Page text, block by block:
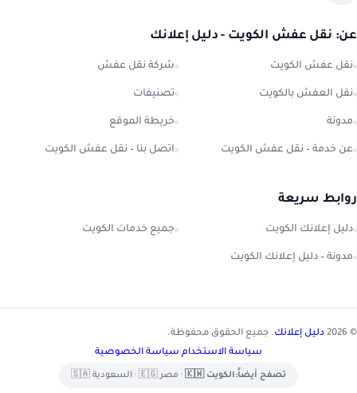
عن: نقل عفش الكويت - دليل إعلانك
نقل عفش الكويت شركة نقل عفش
نقل العفش بالكويت تصنيفات
مدونة خريطة الموقع
عن خدمة – نقل عفش الكويت اتصل بنا – نقل عفش الكويت
روابط سريعة
دليل إعلانك الكويت جميع خدمات الكويت
مدونة – دليل إعلانك الكويت
© 2026 دليل إعلانك. جميع الحقوق محفوظة.
سياسة الاستخدام سياسة الخصوصية
تصفح أيضاً:الكويت 🇰🇼 • مصر 🇪🇬 • السعودية 🇸🇦